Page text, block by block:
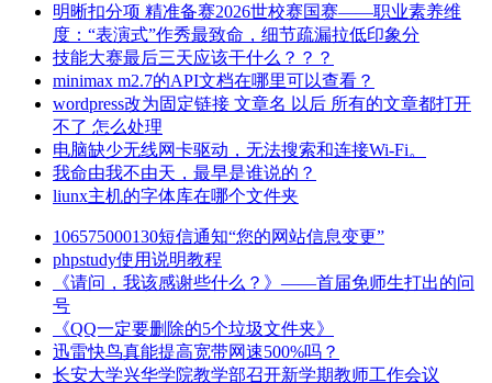
明晰扣分项 精准备赛2026世校赛国赛——职业素养维
度：“表演式”作秀最致命，细节疏漏拉低印象分
技能大赛最后三天应该干什么？？？
minimax m2.7的API文档在哪里可以查看？
wordpress改为固定链接 文章名 以后 所有的文章都打开
不了 怎么处理
电脑缺少无线网卡驱动，无法搜索和连接Wi-Fi。
我命由我不由天，最早是谁说的？
liunx主机的字体库在哪个文件夹
106575000130短信通知“您的网站信息变更”
phpstudy使用说明教程
《请问，我该感谢些什么？》——首届免师生打出的问
号
《QQ一定要删除的5个垃圾文件夹》
迅雷快鸟真能提高宽带网速500%吗？
长安大学兴华学院教学部召开新学期教师工作会议